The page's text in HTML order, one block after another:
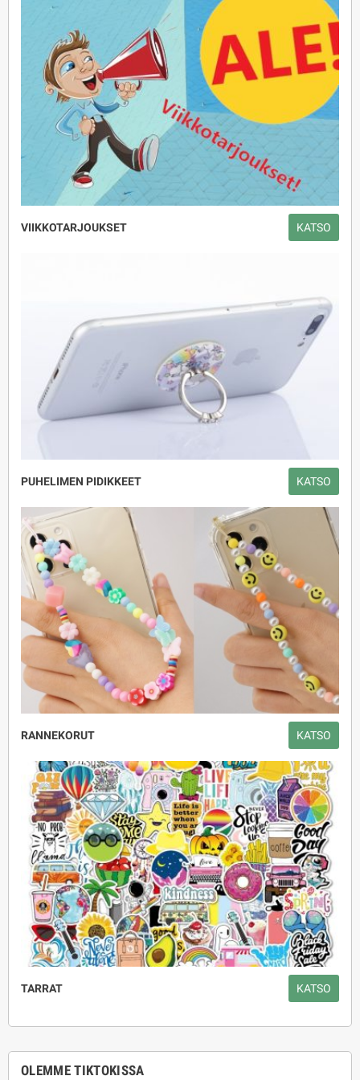
VIIKKOTARJOUKSET KATSO
PUHELIMEN PIDIKKEET KATSO
RANNEKORUT KATSO
TARRAT KATSO
OLEMME TIKTOKISSA